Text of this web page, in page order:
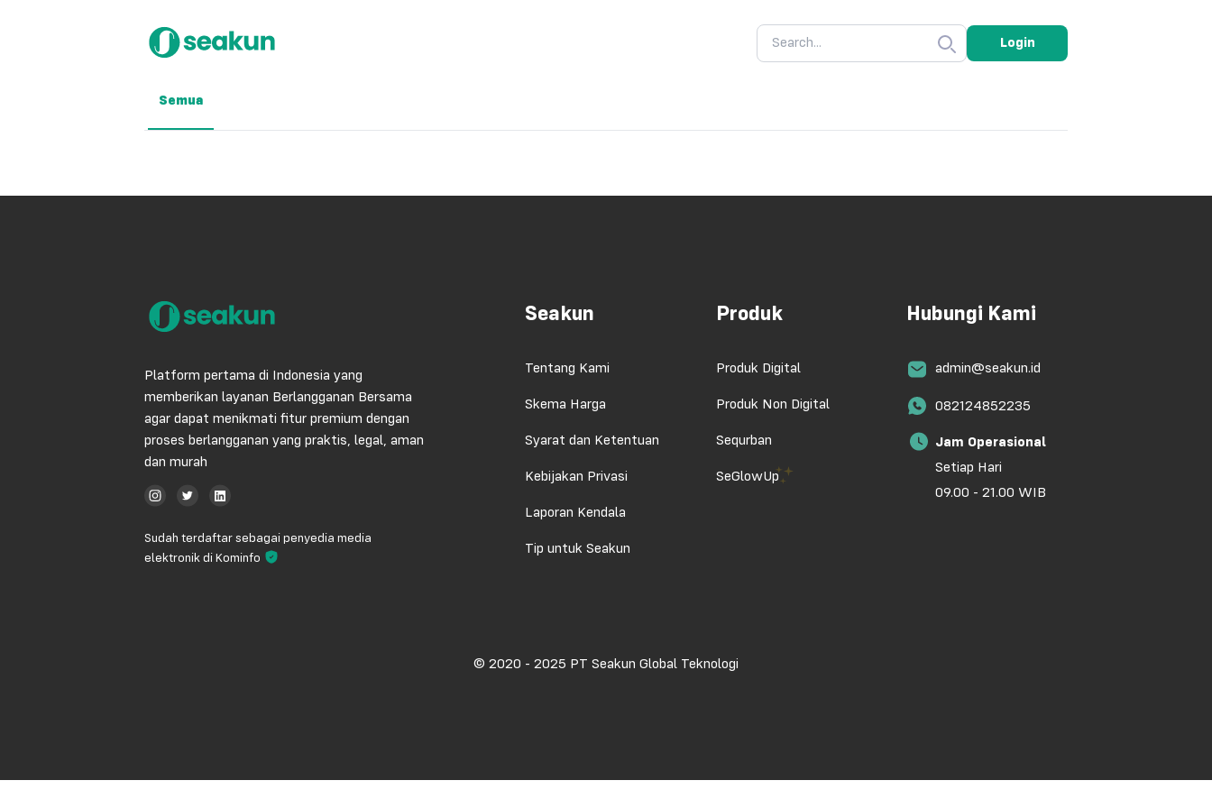
Login
Semua
Platform pertama di Indonesia yang
memberikan layanan Berlangganan Bersama
agar dapat menikmati fitur premium dengan
proses berlangganan yang praktis, legal, aman
dan murah
Sudah terdaftar sebagai penyedia media
elektronik di Kominfo
Seakun
Tentang Kami
Skema Harga
Syarat dan Ketentuan
Kebijakan Privasi
Laporan Kendala
Tip untuk Seakun
Produk
Produk Digital
Produk Non Digital
Sequrban
SeGlowUp
Hubungi Kami
admin@seakun.id
082124852235
Jam Operasional
Setiap Hari
09.00 - 21.00 WIB
© 2020 - 2025 PT Seakun Global Teknologi